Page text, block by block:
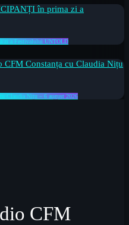
zi a Festivalului UNTOLD
Claudia Nițu – 6 august 2026
CFM